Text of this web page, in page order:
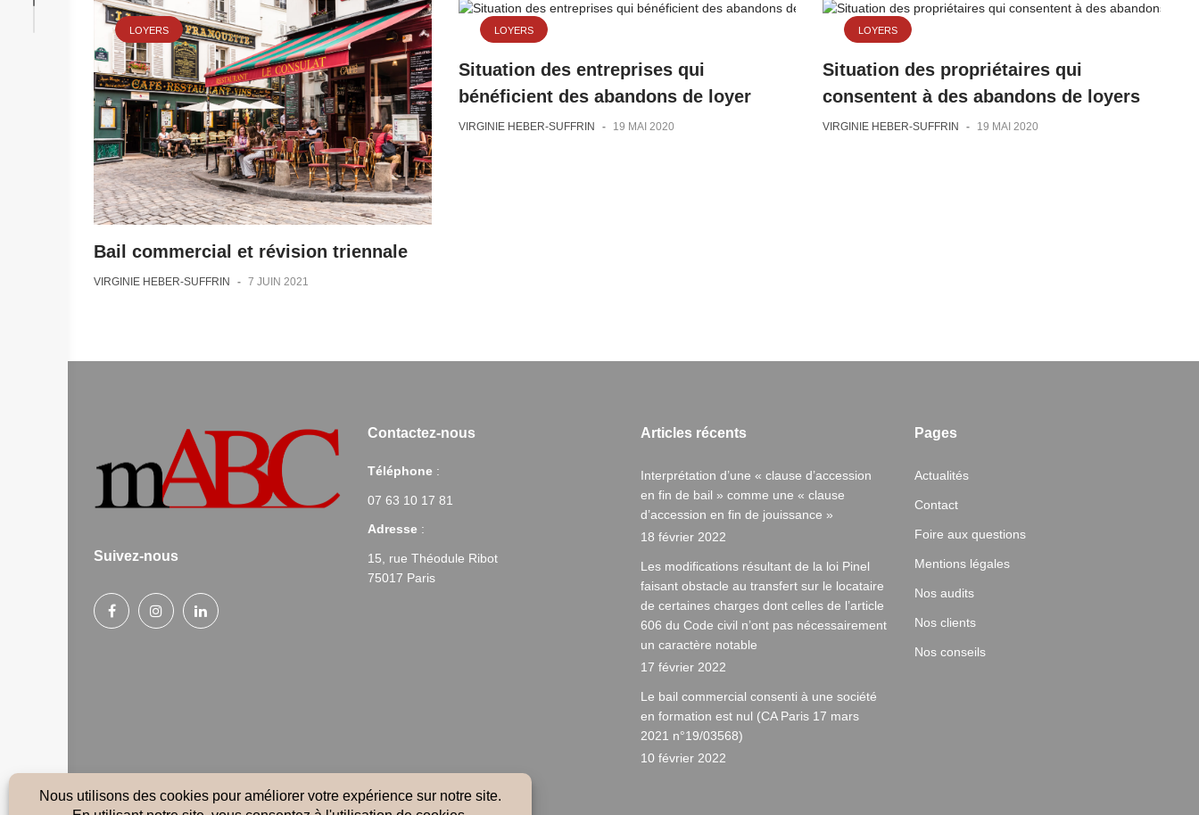
LOYERS
Bail commercial et révision triennale
VIRGINIE HEBER-SUFFRIN - 7 JUIN 2021
LOYERS
Situation des entreprises qui
bénéficient des abandons de loyer
VIRGINIE HEBER-SUFFRIN - 19 MAI 2020
LOYERS
Situation des propriétaires qui
consentent à des abandons de loyers
VIRGINIE HEBER-SUFFRIN - 19 MAI 2020
Suivez-nous
Contactez-nous
Téléphone:
07 63 10 17 81
Adresse :
15, rue Théodule Ribot
75017 Paris
Articles récents
Interprétation d’une « clause d’accession
en fin de bail » comme une « clause
d’accession en fin de jouissance »
18 février 2022
Les modifications résultant de la loi Pinel
faisant obstacle au transfert sur le locataire
de certaines charges dont celles de l’article
606 du Code civil n’ont pas nécessairement
un caractère notable
17 février 2022
Le bail commercial consenti à une société
en formation est nul (CA Paris 17 mars
2021 n°19/03568)
10 février 2022
Pages
Actualités
Contact
Foire aux questions
Mentions légales
Nos audits
Nos clients
Nos conseils